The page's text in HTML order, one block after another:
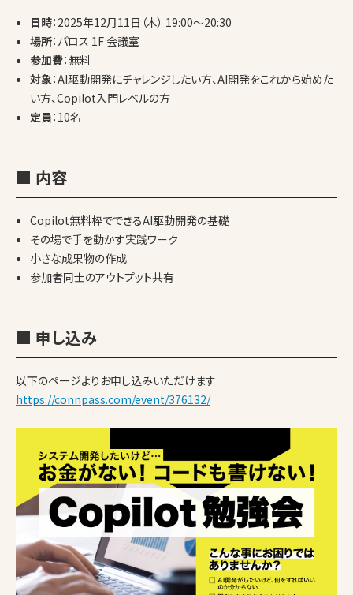
日時：2025年12月11日（木） 19:00〜20:30
場所：パロス 1F 会議室
参加費：無料
対象：AI駆動開発にチャレンジしたい方、AI開発をこれから始めた
い方、Copilot入門レベルの方
定員：10名
■ 内容
Copilot無料枠でできるAI駆動開発の基礎
その場で手を動かす実践ワーク
小さな成果物の作成
参加者同士のアウトプット共有
■ 申し込み
以下のページよりお申し込みいただけます
https://connpass.com/event/376132/